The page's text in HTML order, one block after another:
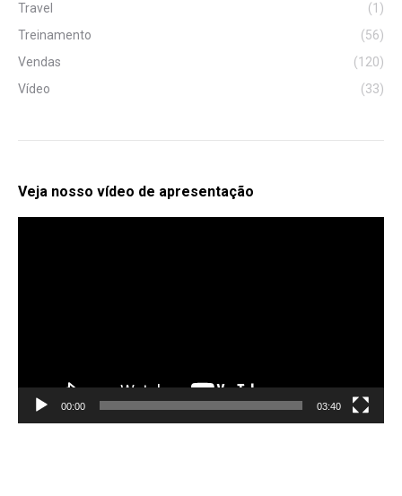
Travel
(1)
Treinamento
(56)
Vendas
(120)
Vídeo
(33)
Veja nosso vídeo de apresentação
00:00 03:40